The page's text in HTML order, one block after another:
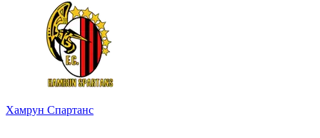
Хамрун Спартанс